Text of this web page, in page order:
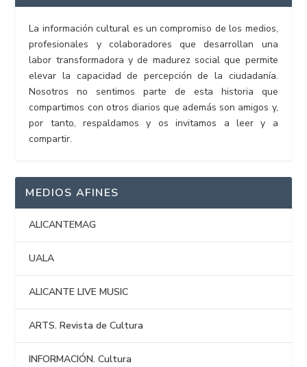
La información cultural es un compromiso de los medios,
profesionales y colaboradores que desarrollan una
labor transformadora y de madurez social que permite
elevar la capacidad de percepción de la ciudadanía.
Nosotros no sentimos parte de esta historia que
compartimos con otros diarios que además son amigos y,
por tanto, respaldamos y os invitamos a leer y a
compartir.
MEDIOS AFINES
ALICANTEMAG
UALA
ALICANTE LIVE MUSIC
ARTS. Revista de Cultura
INFORMACIÓN. Cultura